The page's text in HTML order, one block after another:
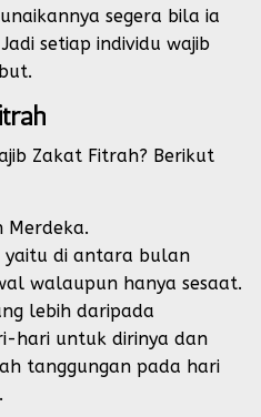
segera bila ia
setiap individu wajib
Zakat Fitrah? Berikut
Merdeka.
yaitu di antara bulan
walaupun hanya sesaat.
lebih daripada
hari untuk dirinya dan
tanggungan pada hari